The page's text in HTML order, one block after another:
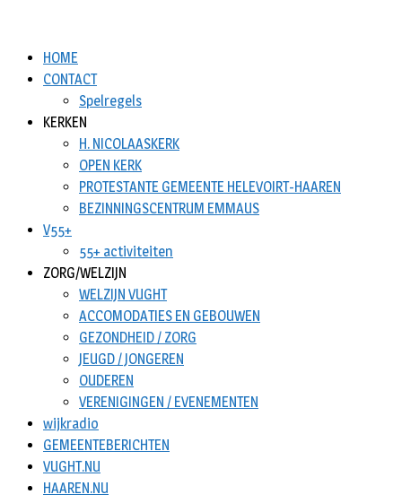
HOME
CONTACT
Spelregels
KERKEN
H. NICOLAASKERK
OPEN KERK
PROTESTANTE GEMEENTE HELEVOIRT-HAAREN
BEZINNINGSCENTRUM EMMAUS
V55+
55+ activiteiten
ZORG/WELZIJN
WELZIJN VUGHT
ACCOMODATIES EN GEBOUWEN
GEZONDHEID / ZORG
JEUGD / JONGEREN
OUDEREN
VERENIGINGEN / EVENEMENTEN
wijkradio
GEMEENTEBERICHTEN
VUGHT.NU
HAAREN.NU